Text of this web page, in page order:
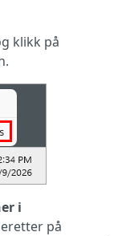
klikk på
i
på